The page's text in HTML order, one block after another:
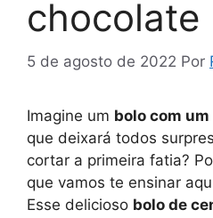
chocolate
5 de agosto de 2022 Por
Imagine um bolo com
que deixará todos
cortar a primeira fatia?
que vamos te ensinar
Esse delicioso bolo de